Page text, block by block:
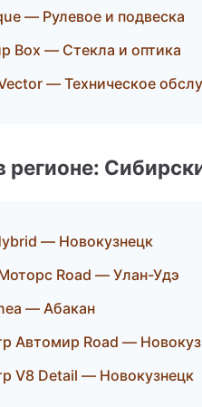
— Рулевое и подвеска
Box — Стекла и оптика
— Техническое
регионе:
— Новокузнецк
Road — Улан-Удэ
— Абакан
Автомир Road —
V8 Detail — Новокузнецк